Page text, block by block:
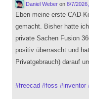
Daniel Weberon 8/7/
Eben meine erste CAD-
gemacht. Bisher hatte
private Sachen Fusion
positiv überrascht und
Privatgebrauch) darauf
#freecad #foss #inventor